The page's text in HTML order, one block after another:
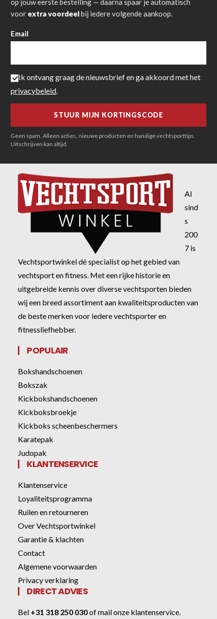
voor extra voordeelbij iedere volgende aankoop.
Email
Ik ontvang graag de nieuwsbrief en ga akkoord met het
privacybeleid
Geen spam. Alleen acties, nieuwe producten en handige vechtsporttips.
Uitschrijven kan altijd.
Al
sind
s
200
7 is
Vechtsportwinkel dé specialist op het gebied van
vechtsport en fitness. Met een rijke historie en
uitgebreide kennis over diverse vechtsporten bieden
wij een breed assortiment aan kwaliteitsproducten van
de beste merken voor iedere vechtsporter en
fitnessliefhebber.
POPULAIR
Bokshandschoenen
Bokszak
Kickbokshandschoenen
Kickboksbroekje
Kickboks scheenbeschermers
Karatepak
Judopak
KLANTENSERVICE
Klantenservice
Loyaliteitsprogramma
Ruilen en retourneren
Over Vechtsportwinkel
Garantie & klachten
Contact
Algemene voorwaarden
Privacy verklaring
DIRECT ADVIES
Bel +31 318 250 030ofmail onze klantenservice